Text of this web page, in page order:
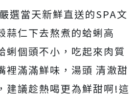
選當天新鮮直送的SPA文
蒜仁下去熬煮的蛤蜊高
蜊個頭不小，吃起來肉質
裡滿滿鮮味，湯頭 清澈甜
建議趁熱喝更為鮮甜啊!這